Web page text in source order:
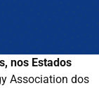
nos Estados
Association dos